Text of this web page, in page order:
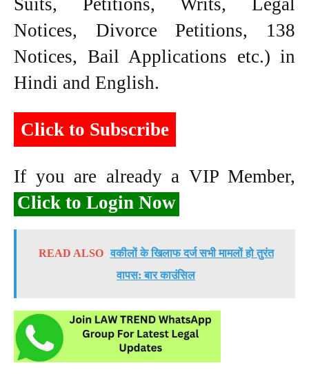
Notices, Divorce Petitions, 138
Notices, Bail Applications etc.) in
Hindi and English.
Click to Subscribe
If you are already a VIP Member,
Click to Login Now
READ ALSO वकीलों के खिलाफ दर्ज सभी मामलों हो तुरंत
वापस: बार काउंसिल